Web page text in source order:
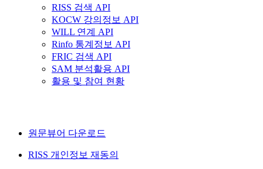
RISS 검색 API
KOCW 강의정보 API
WILL 연계 API
Rinfo 통계정보 API
FRIC 검색 API
SAM 분석활용 API
활용 및 참여 현황
원문뷰어 다운로드
RISS 개인정보 재동의